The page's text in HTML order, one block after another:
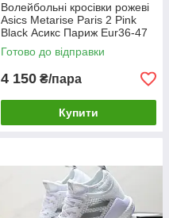
Волейбольні кросівки рожеві
Asics Metarise Paris 2 Pink
Black Асикс Париж Eur36-47
чоловічі жіночі 39
Готово до відправки
4 150 ₴/пара
Купити